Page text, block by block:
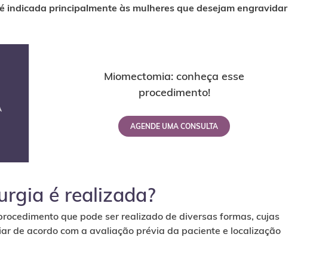
indicada principalmente às mulheres que desejam engravidar
Miomectomia: conheça esse
procedimento!
AGENDE UMA CONSULTA
é realizada?
que pode ser realizado de diversas formas, cujas
de acordo com a avaliação prévia da paciente e localização